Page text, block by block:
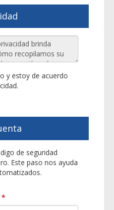
y estoy de acuerdo
de seguridad
Este paso nos ayuda
*